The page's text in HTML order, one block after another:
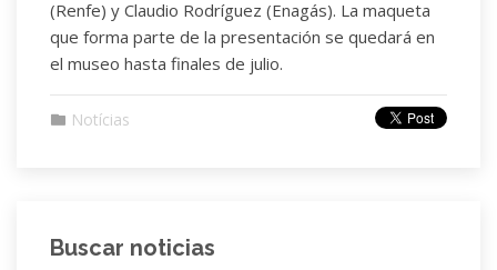
(Renfe) y Claudio Rodríguez (Enagás). La maqueta
que forma parte de la presentación se quedará en
el museo hasta finales de julio.
Notícias
Buscar noticias